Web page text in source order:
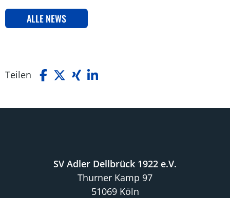
ALLE NEWS
Teilen
SV Adler Dellbrück 1922 e.V.
Thurner Kamp 97
51069 Köln